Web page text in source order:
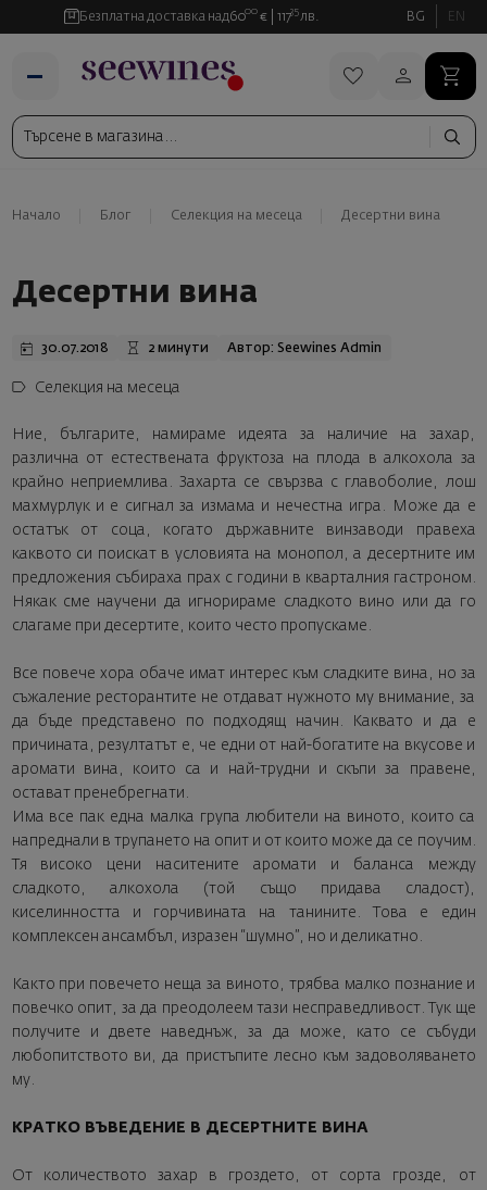
Безплатна доставка над6000 € 11735 лв. BG EN
Начало Блог Селекция на месеца Десертни вина
Десертни вина
30.07.2018 2 минути Автор: Seewines Admin
Селекция на месеца
Ние, българите, намираме идеята за наличие на захар,
различна от естествената фруктоза на плода в алкохола за
крайно неприемлива. Захарта се свързва с главоболие, лош
махмурлук и е сигнал за измама и нечестна игра. Може да е
остатък от соца, когато държавните винзаводи правеха
каквото си поискат в условията на монопол, а десертните им
предложения събираха прах с години в кварталния гастроном.
Някак сме научени да игнорираме сладкото вино или да го
слагаме при десертите, които често пропускаме.
Все повече хора обаче имат интерес към сладките вина, но за
съжаление ресторантите не отдават нужното му внимание, за
да бъде представено по подходящ начин. Каквато и да е
причината, резултатът е, че едни от най-богатите на вкусове и
аромати вина, които са и най-трудни и скъпи за правене,
остават пренебрегнати.
Има все пак една малка група любители на виното, които са
напреднали в трупането на опит и от които може да се поучим.
Тя високо цени наситените аромати и баланса между
сладкото, алкохола (той също придава сладост),
киселинността и горчивината на танините. Това е един
комплексен ансамбъл, изразен “шумно”, но и деликатно.
Както при повечето неща за виното, трябва малко познание и
повечко опит, за да преодолеем тази несправедливост. Тук ще
получите и двете наведнъж, за да може, като се събуди
любопитството ви, да пристъпите лесно към задоволяването
му.
КРАТКО ВЪВЕДЕНИЕ В ДЕСЕРТНИТЕ ВИНА
От количеството захар в гроздето, от сорта грозде, от